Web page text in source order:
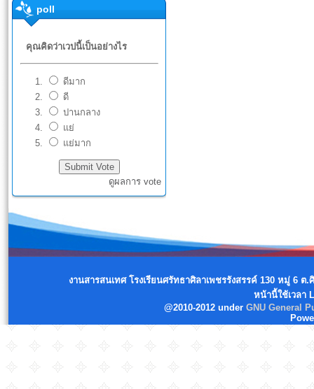
poll
คุณคิดว่าเวปนี้เป็นอย่างไร
ดีมาก
ดี
ปานกลาง
แย่
แย่มาก
ดูผลการ vote
งานสารสนเทศ โรงเรียนศรัทธาศิลาเพชรรังสรรค์ 130 หมู่ 6
หน้านี้ใช้เวลา
@2010-2012 under GNU General